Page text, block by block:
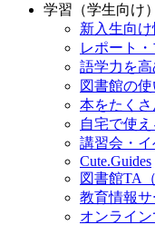
学習（学生向け）
新入生向け
レポート
語学力を
図書館の
本をたく
自宅で使
講習会・イ
Cute.Guides
図書館TA（
教育情報サ
オンライ